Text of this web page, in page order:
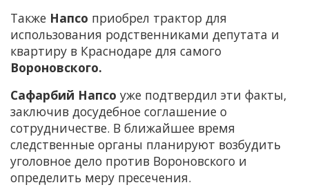
Также Напсо приобрел трактор для
использования родственниками депутата и
квартиру в Краснодаре для самого
Вороновского.
Сафарбий Напсо уже подтвердил эти факты,
заключив досудебное соглашение о
сотрудничестве. В ближайшее время
следственные органы планируют возбудить
уголовное дело против Вороновского и
определить меру пресечения.